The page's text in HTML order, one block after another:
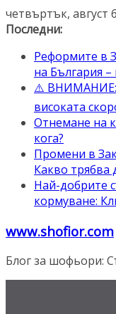
Skip
to
четвъртък, август
Последни:
Реформите в
на България –
⚠️ ВНИМАНИЕ:
високата
Отнемане на
кога?
Промени в
Какво трябва
Най-добрите
кормуване:
www.shofior.com
Блог за шофьори: